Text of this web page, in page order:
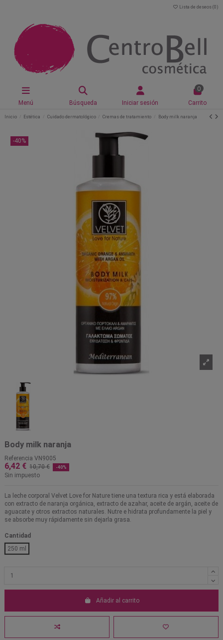
Lista de deseos (0 )
Menú Búsqueda Iniciar sesión
0
Carrito
Inicio Estética Cuidado dermatológico Cremas de tratamiento Body milk naranja
-40%
Body milk naranja
Referencia VN9005
6,42 € 10,70 € -40%
Sin impuesto
La leche corporal Velvet Love for Nature tiene una textura rica y está elaborada
con extracto de naranja orgánica, extracto de azahar, aceite de argán, aceite de
aguacate y otros extractos naturales. Nutre e hidrata profundamente la piel y
se absorbe muy rápidamente sin dejarla grasa.
Cantidad
250 ml
Añadir al carrito